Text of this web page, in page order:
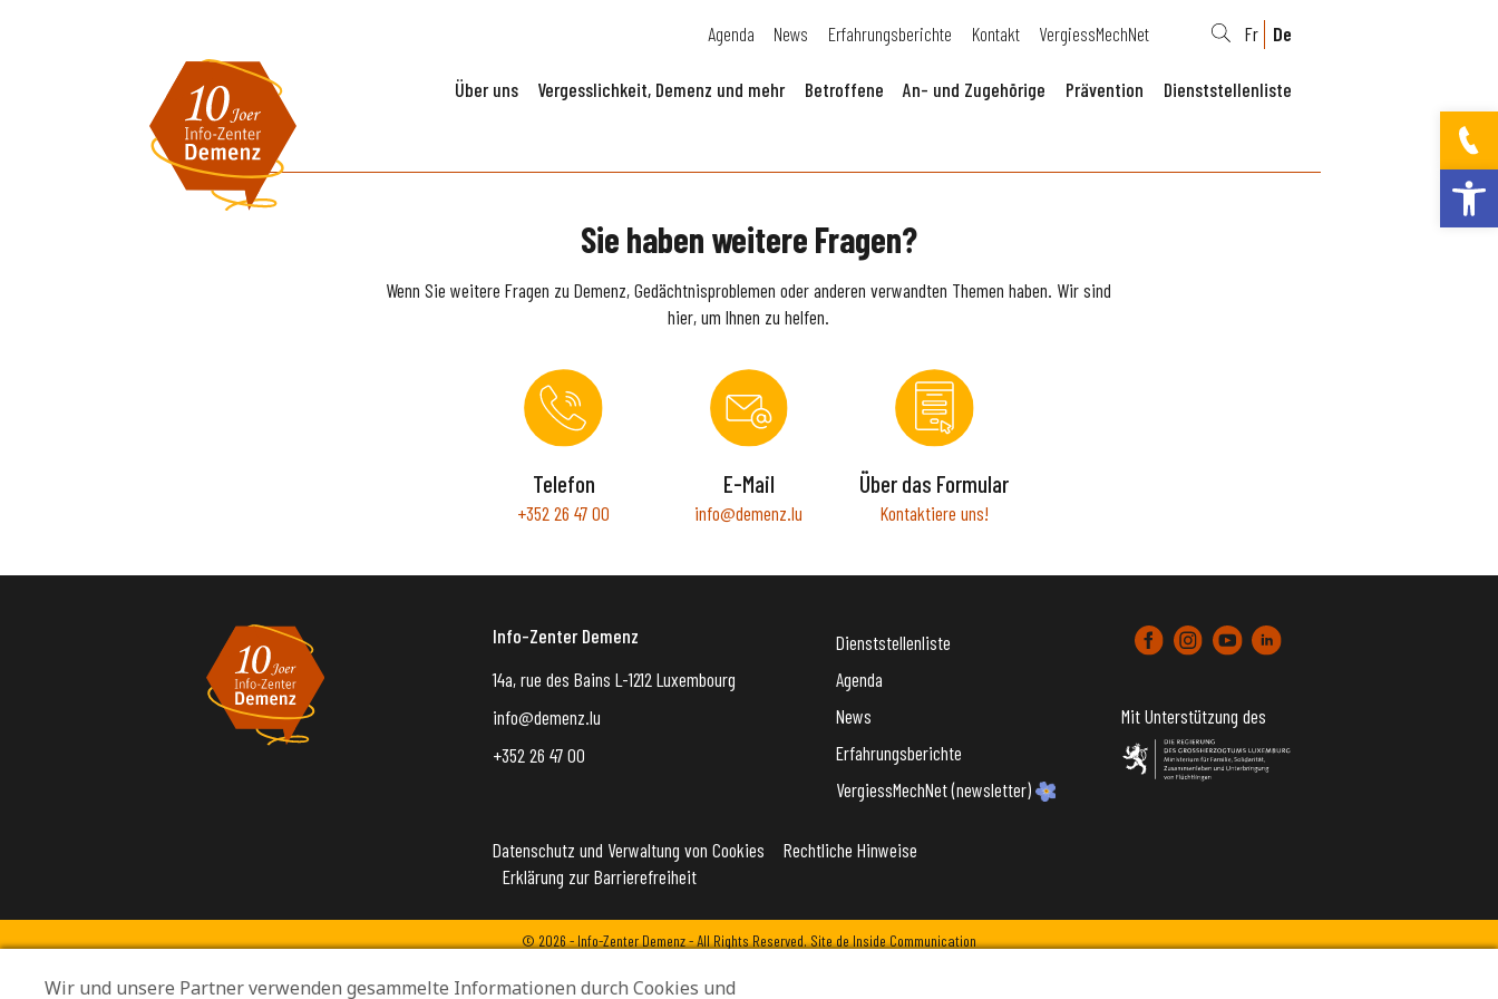
Agenda News Erfahrungsberichte Kontakt VergiessMechNet Fr De
Über uns Vergesslichkeit, Demenz und mehr Betroffene An- und Zugehörige Prävention Dienststellenliste
Sie haben weitere Fragen?
Wenn Sie weitere Fragen zu Demenz, Gedächtnisproblemen oder anderen verwandten Themen haben. Wir sind
hier, um Ihnen zu helfen.
Telefon
+352 26 47 00
E-Mail
info@demenz.lu
Über das Formular
Kontaktiere uns!
Info-Zenter Demenz
14a, rue des Bains L-1212 Luxembourg
info@demenz.lu
+352 26 47 00
Dienststellenliste
Agenda
News
Erfahrungsberichte
VergiessMechNet (newsletter)
Mit Unterstützung des
Datenschutz und Verwaltung von Cookies
Rechtliche Hinweise
Erklärung zur Barrierefreiheit
© 2026 - Info-Zenter Demenz - All Rights Reserved. Site deInside Communication
Wir und unsere Partner verwenden gesammelte Informationen durch Cookies und